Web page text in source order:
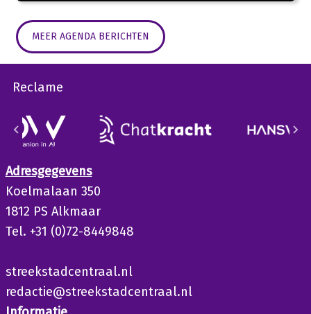
MEER AGENDA BERICHTEN
Reclame
Adresgegevens
Koelmalaan 350
1812 PS Alkmaar
Tel. +31 (0)72-8449848
streekstadcentraal.nl
redactie@streekstadcentraal.nl